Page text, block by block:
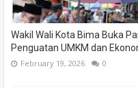
Wakil Wali Kota Bima Buka
Penguatan UMKM dan
February 19, 2026 0